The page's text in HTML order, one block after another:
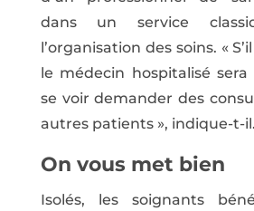
dans un service
l’organisation des soins. «
le médecin hospitalisé
se voir demander des
autres patients », indique-t-il.
On vous met bien
Isolés, les soignants